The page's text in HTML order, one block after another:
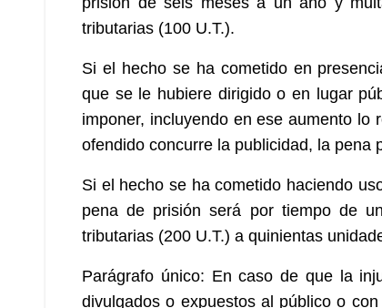
tributarias (100 U.T.).
Si el hecho se ha cometido en
que se le hubiere dirigido o en lugar
imponer, incluyendo en ese aumento
ofendido concurre la publicidad, la pena
Si el hecho se ha cometido haciendo
pena de prisión será por tiempo de
tributarias (200 U.T.) a quinientas
Parágrafo único: En caso de que la
divulgados o expuestos al público o